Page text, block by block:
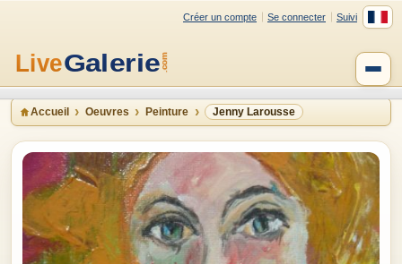
Créer un compte Se connecter Suivi
Accueil Oeuvres Peinture Jenny Larousse